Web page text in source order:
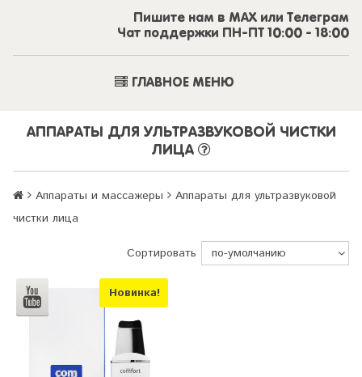
Пишите нам в MAX или Телеграм
Чат поддержки ПН-ПТ 10:00 - 18:00
ГЛАВНОЕ МЕНЮ
АППАРАТЫ ДЛЯ УЛЬТРАЗВУКОВОЙ ЧИСТКИ
ЛИЦА
Аппараты и массажеры
Аппараты для ультразвуковой
чистки лица
Сортировать
Новинка!